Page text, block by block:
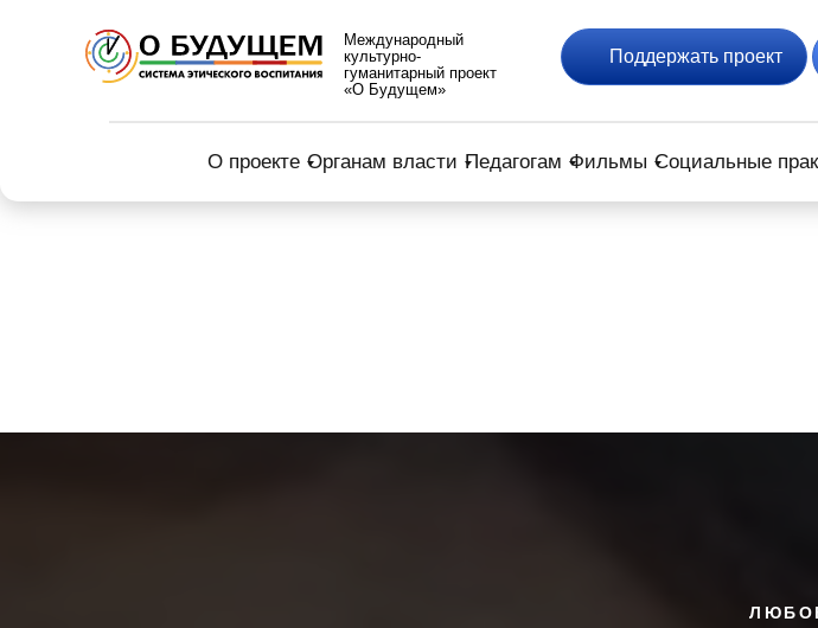
О проекте Органам власти Педагогам Фильмы Социальные
Международный
культурно-
гуманитарный проект
«О Будущем»
Поддержать проект